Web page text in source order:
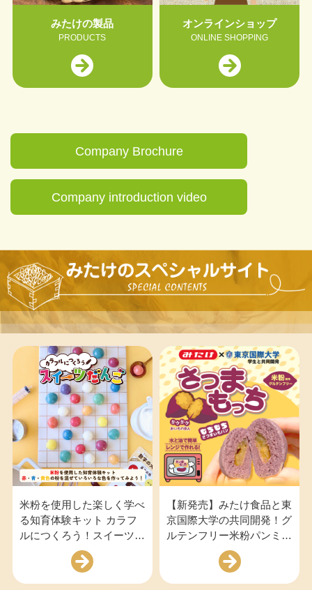
みたけの製品
PRODUCTS
オンラインショップ
ONLINE SHOPPING
Company Brochure
Company introduction video
米粉を使用した楽しく学べ
る知育体験キット カラフ
ルにつくろう！スイーツだ
【新発売】みたけ食品と東
京国際大学の共同開発！グ
ルテンフリー米粉パンミッ
クス「さつまもっち」